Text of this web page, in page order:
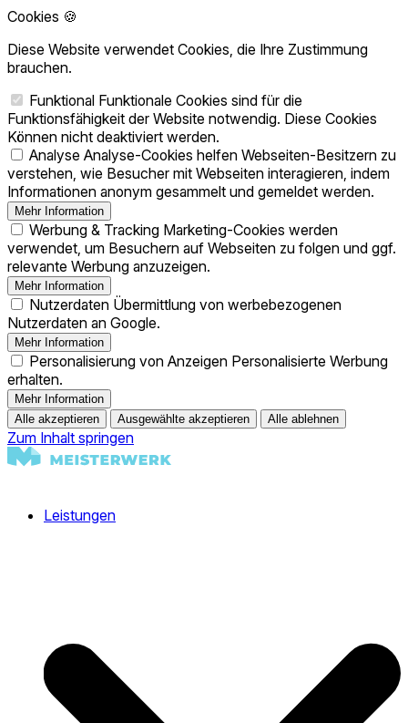
Cookies 🍪
Diese Website verwendet Cookies, die Ihre Zustimmung
brauchen.
Funktional Funktionale Cookies sind für die
Funktionsfähigkeit der Website notwendig. Diese Cookies
Können nicht deaktiviert werden.
Analyse Analyse-Cookies helfen Webseiten-Besitzern zu
verstehen, wie Besucher mit Webseiten interagieren, indem
Informationen anonym gesammelt und gemeldet werden.
Mehr Information
Werbung & Tracking Marketing-Cookies werden
verwendet, um Besuchern auf Webseiten zu folgen und ggf.
relevante Werbung anzuzeigen.
Mehr Information
Nutzerdaten Übermittlung von werbebezogenen
Nutzerdaten an Google.
Mehr Information
Personalisierung von Anzeigen Personalisierte Werbung
erhalten.
Mehr Information
Alle akzeptieren
Ausgewählte akzeptieren Alle ablehnen
Zum Inhalt springen
Leistungen